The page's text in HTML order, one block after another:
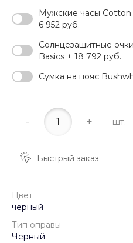
Мужские часы Cotton
6 952 руб.
Солнцезащитные
Basics + 18 792 руб.
Сумка на пояс
- + шт.
Быстрый заказ
Цвет
чёрный
Тип оправы
Черный